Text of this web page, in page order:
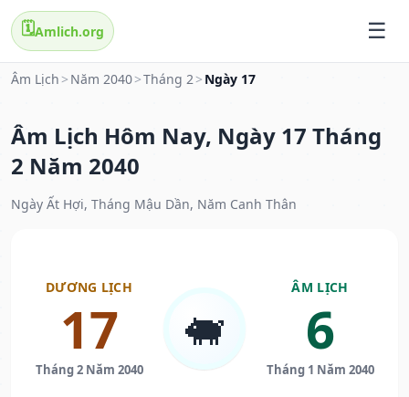
🗓️Amlich.org
Âm Lịch > Năm 2040>Tháng 2> Ngày 17
Âm Lịch Hôm Nay, Ngày 17 Tháng
2 Năm 2040
Ngày Ất Hợi, Tháng Mậu Dần, Năm Canh Thân
DƯƠNG LỊCH
17
Tháng 2 Năm 2040
🐖
ÂM LỊCH
6
Tháng 1 Năm 2040